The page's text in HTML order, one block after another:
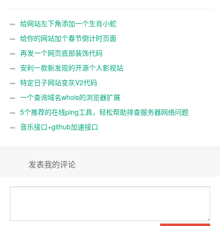
给网站左下角添加一个生肖小蛇
给你的网站加个春节倒计时页面
再发一个网页底部装饰代码
安利一款新发现的开源个人影视站
特定日子网站变灰V2代码
一个查询域名whois的浏览器扩展
5个推荐的在线ping工具，轻松帮助排查服务器网络问题
音乐接口+github加速接口
发表我的评论